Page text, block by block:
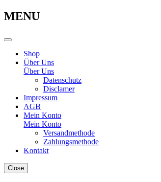
MENU
Shop
Über Uns
Über Uns
Datenschutz
Disclamer
Impressum
AGB
Mein Konto
Mein Konto
Versandmethode
Zahlungsmethode
Kontakt
Close